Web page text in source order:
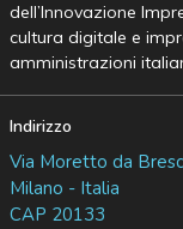
dell’Innovazione
cultura digitale e
amministrazioni
Indirizzo
Via Moretto da
Milano - Italia
CAP 20133